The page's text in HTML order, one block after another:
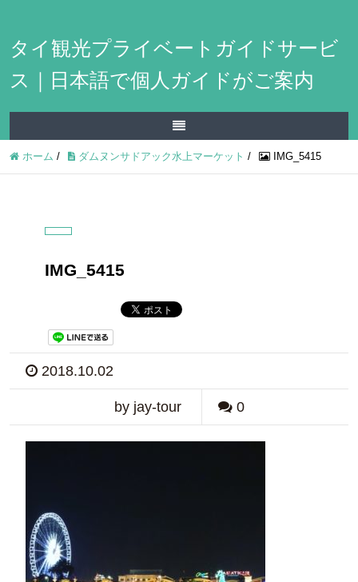
タイ観光プライベートガイドサービ
ス｜日本語で個人ガイドがご案内
ホーム / ダムヌンサドアック水上マーケット / IMG_5415
IMG_5415
2018.10.02
by jay-tour 0